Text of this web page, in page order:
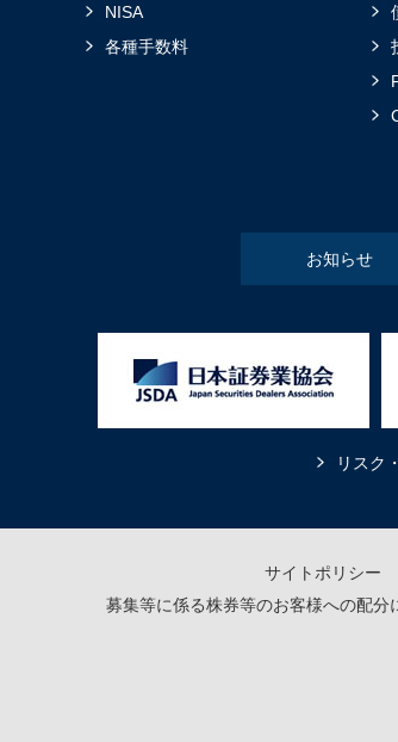
NISA
各種手数料
お知らせ
リスク
サイトポリシー
募集等に係る株券等のお客様への配分